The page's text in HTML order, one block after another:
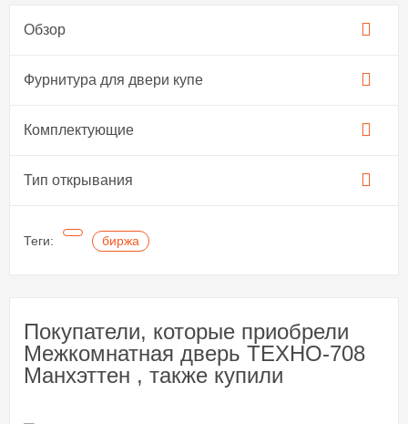
Обзор
Фурнитура для двери купе​
Комплектующие
Тип открывания
Теги: биржа
Покупатели, которые приобрели
Межкомнатная дверь ТЕХНО-708
Манхэттен , также купили